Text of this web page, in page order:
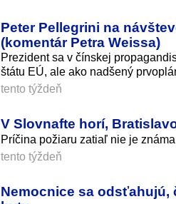
Peter Pellegrini na
(komentár Petra Weissa)
Prezident sa v čínskej
štátu EÚ, ale ako nadšený
tento týždeň
V Slovnafte horí,
Príčina požiaru zatiaľ nie je
tento týždeň
Nemocnice sa odsťahujú,